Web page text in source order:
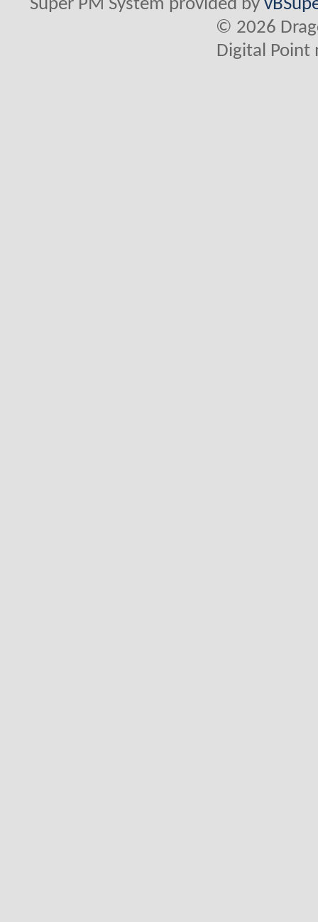
Super PM System provided by
© 2026
Digital